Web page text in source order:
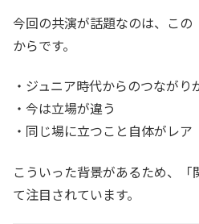
今回の共演が話題なのは、この
からです。
・ジュニア時代からのつながり
・今は立場が違う
・同じ場に立つこと自体がレア
こういった背景があるため、
て注目されています。